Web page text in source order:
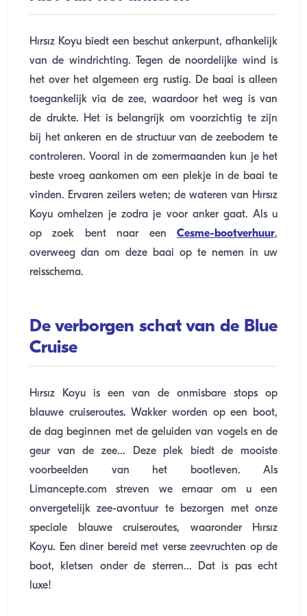
Hırsız Koyu biedt een beschut ankerpunt, afhankelijk
van de windrichting. Tegen de noordelijke wind is
het over het algemeen erg rustig. De baai is alleen
toegankelijk via de zee, waardoor het weg is van
de drukte. Het is belangrijk om voorzichtig te zijn
bij het ankeren en de structuur van de zeebodem te
controleren. Vooral in de zomermaanden kun je het
beste vroeg aankomen om een ​​plekje in de baai te
vinden. Ervaren zeilers weten; de wateren van Hırsız
Koyu omhelzen je zodra je voor anker gaat. Als u
op zoek bent naar een Cesme-bootverhuur,
overweeg dan om deze baai op te nemen in uw
reisschema.
De verborgen schat van de Blue
Cruise
Hırsız Koyu is een van de onmisbare stops op
blauwe cruiseroutes. Wakker worden op een boot,
de dag beginnen met de geluiden van vogels en de
geur van de zee... Deze plek biedt de mooiste
voorbeelden van het bootleven. Als
Limancepte.com streven we ernaar om u een
onvergetelijk zee-avontuur te bezorgen met onze
speciale blauwe cruiseroutes, waaronder Hırsız
Koyu. Een diner bereid met verse zeevruchten op de
boot, kletsen onder de sterren... Dat is pas echt
luxe!